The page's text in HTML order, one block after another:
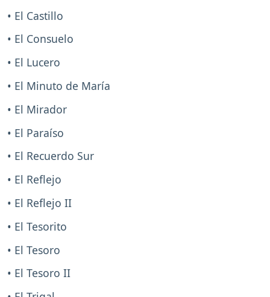
• El Castillo
• El Consuelo
• El Lucero
• El Minuto de María
• El Mirador
• El Paraíso
• El Recuerdo Sur
• El Reflejo
• El Reflejo II
• El Tesorito
• El Tesoro
• El Tesoro II